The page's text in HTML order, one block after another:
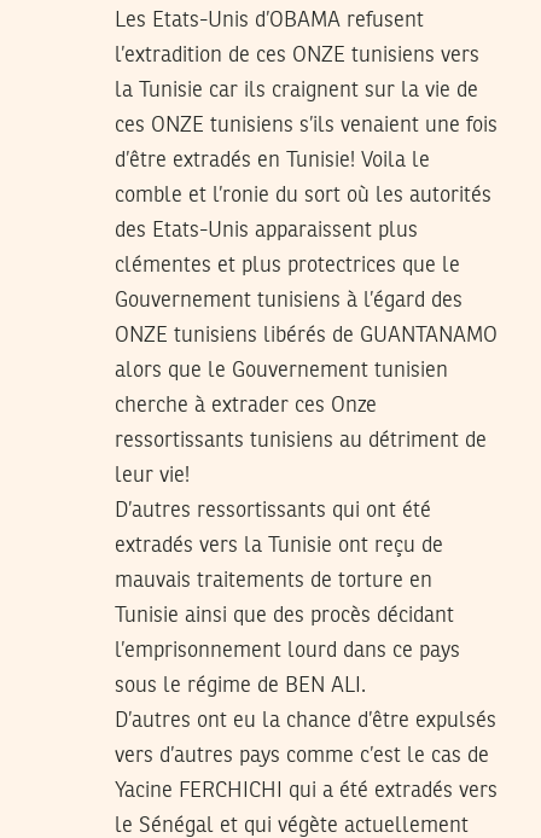
Les Etats-Unis d’OBAMA refusent
l’extradition de ces ONZE tunisiens vers
la Tunisie car ils craignent sur la vie de
ces ONZE tunisiens s’ils venaient une fois
d’être extradés en Tunisie! Voila le
comble et l’ronie du sort où les autorités
des Etats-Unis apparaissent plus
clémentes et plus protectrices que le
Gouvernement tunisiens à l’égard des
ONZE tunisiens libérés de GUANTANAMO
alors que le Gouvernement tunisien
cherche à extrader ces Onze
ressortissants tunisiens au détriment de
leur vie!
D’autres ressortissants qui ont été
extradés vers la Tunisie ont reçu de
mauvais traitements de torture en
Tunisie ainsi que des procès décidant
l’emprisonnement lourd dans ce pays
sous le régime de BEN ALI.
D’autres ont eu la chance d’être expulsés
vers d’autres pays comme c’est le cas de
Yacine FERCHICHI qui a été extradés vers
le Sénégal et qui végète actuellement